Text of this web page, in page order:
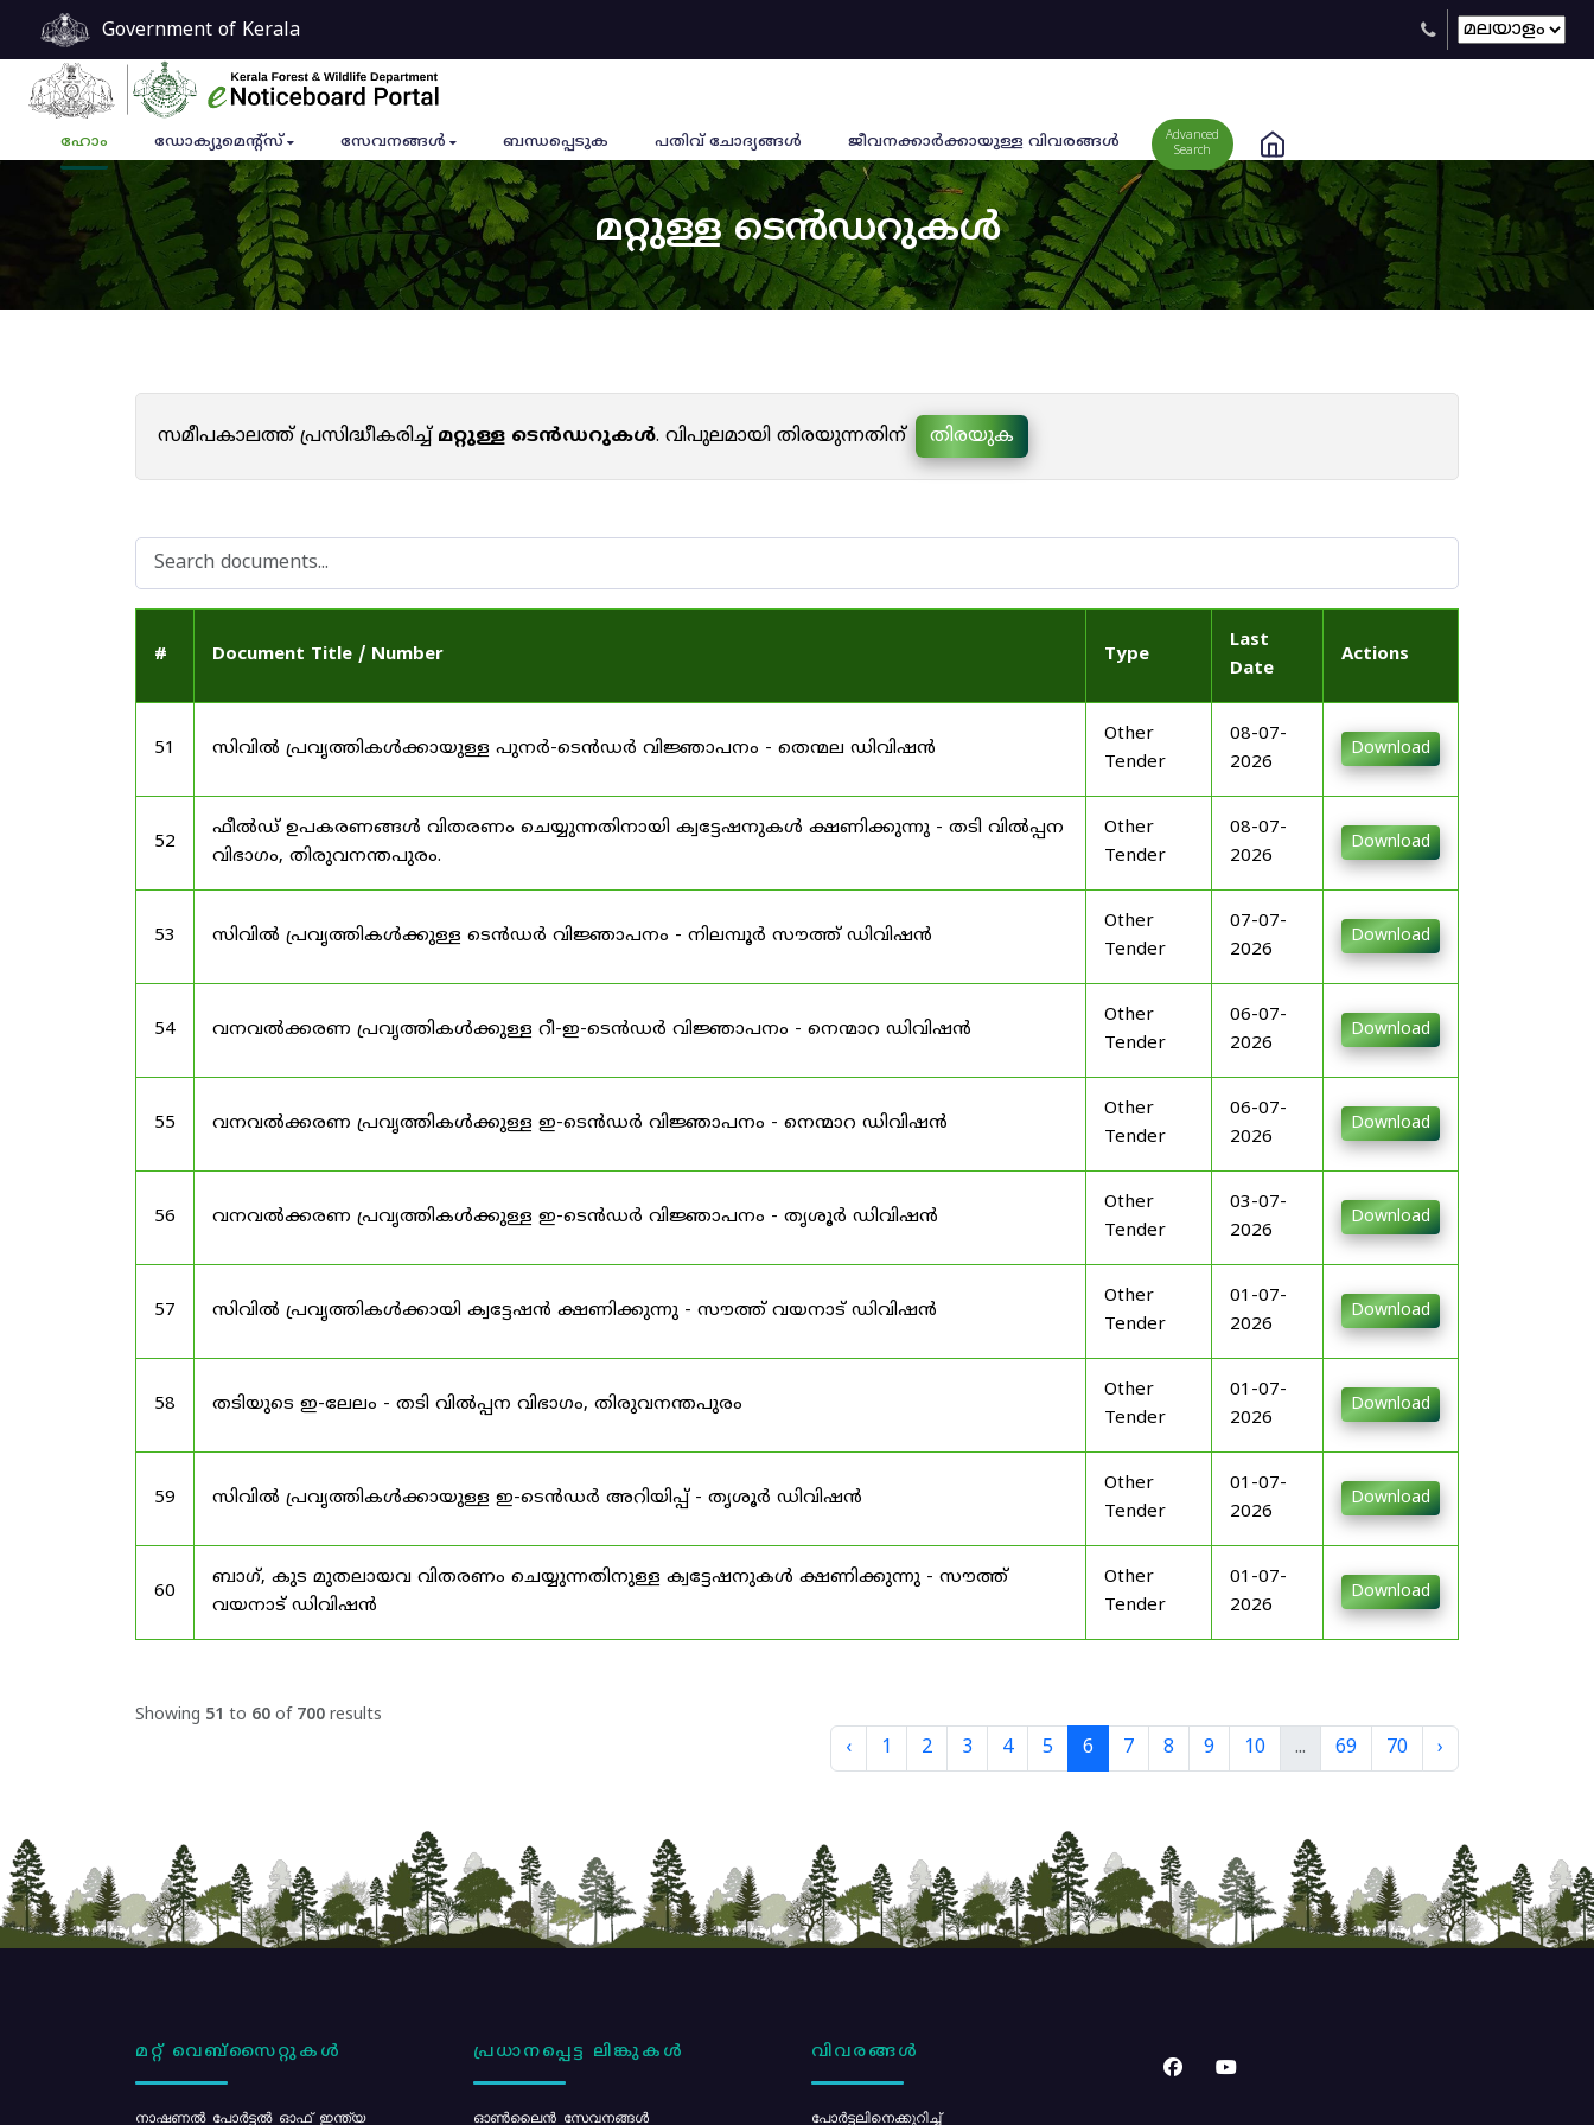
Government of Kerala
ഹോം ഡോക്യുമെൻ്റ്സ് സേവനങ്ങൾ ബന്ധപ്പെടുക പതിവ് ചോദ്യങ്ങൾ ജീവനക്കാര്‍ക്കായുള്ള വിവരങ്ങള്‍
Advanced
Search
മറ്റുള്ള ടെൻഡറുകൾ
സമീപകാലത്ത് പ്രസിദ്ധീകരിച്ച്മറ്റുള്ള ടെൻഡറുകൾ. വിപുലമായി തിരയുന്നതിന് തിരയുക
# Document Title / Number Type
Last
Date
Actions
51 സിവിൽ പ്രവൃത്തികൾക്കായുള്ള പുനർ-ടെൻഡർ വിജ്ഞാപനം - തെന്മല ഡിവിഷൻ
Other
Tender
08-07-
2026
Download
52
ഫീൽഡ് ഉപകരണങ്ങൾ വിതരണം ചെയ്യുന്നതിനായി ക്വട്ടേഷനുകൾ ക്ഷണിക്കുന്നു - തടി വിൽപ്പന
വിഭാഗം, തിരുവനന്തപുരം.
Other
Tender
08-07-
2026
Download
53 സിവിൽ പ്രവൃത്തികൾക്കുള്ള ടെൻഡർ വിജ്ഞാപനം - നിലമ്പൂർ സൗത്ത് ഡിവിഷൻ
Other
Tender
07-07-
2026
Download
54 വനവൽക്കരണ പ്രവൃത്തികൾക്കുള്ള റീ-ഇ-ടെൻഡർ വിജ്ഞാപനം - നെന്മാറ ഡിവിഷൻ
Other
Tender
06-07-
2026
Download
55 വനവൽക്കരണ പ്രവൃത്തികൾക്കുള്ള ഇ-ടെൻഡർ വിജ്ഞാപനം - നെന്മാറ ഡിവിഷൻ
Other
Tender
06-07-
2026
Download
56 വനവൽക്കരണ പ്രവൃത്തികൾക്കുള്ള ഇ-ടെൻഡർ വിജ്ഞാപനം - തൃശൂർ ഡിവിഷൻ
Other
Tender
03-07-
2026
Download
57 സിവിൽ പ്രവൃത്തികൾക്കായി ക്വട്ടേഷൻ ക്ഷണിക്കുന്നു - സൗത്ത് വയനാട് ഡിവിഷൻ
Other
Tender
01-07-
2026
Download
58 തടിയുടെ ഇ-ലേലം - തടി വിൽപ്പന വിഭാഗം, തിരുവനന്തപുരം
Other
Tender
01-07-
2026
Download
59 സിവിൽ പ്രവൃത്തികൾക്കായുള്ള ഇ-ടെൻഡർ അറിയിപ്പ് - തൃശൂർ ഡിവിഷൻ
Other
Tender
01-07-
2026
Download
60
ബാഗ്, കുട മുതലായവ വിതരണം ചെയ്യുന്നതിനുള്ള ക്വട്ടേഷനുകൾ ക്ഷണിക്കുന്നു - സൗത്ത്
വയനാട് ഡിവിഷൻ
Other
Tender
01-07-
2026
Download
Showing 51 to 60 of 700 results
‹ 1 2 3 4 5 6 7 8 9 10 ... 69 70 ›
മറ്റ് വെബ്സൈറ്റുകൾ
നാഷണൽ പോർട്ടൽ ഓഫ് ഇന്ത്യ
പ്രധാനപ്പെട്ട ലിങ്കുകൾ
ഓൺലൈൻ സേവനങ്ങൾ
വിവരങ്ങൾ
പോര്‍ട്ടലിനെക്കുറിച്ച്